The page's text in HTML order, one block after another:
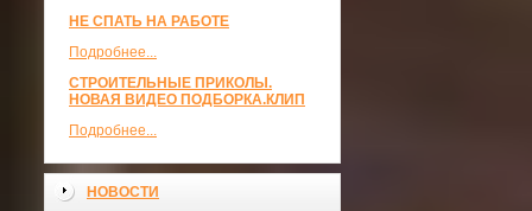
НЕ СПАТЬ НА РАБОТЕ
Подробнее...
СТРОИТЕЛЬНЫЕ ПРИКОЛЫ.
НОВАЯ ВИДЕО ПОДБОРКА.КЛИП
Подробнее...
НОВОСТИ